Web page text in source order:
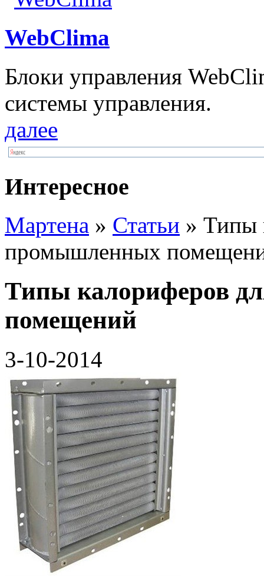
WebClima
Блоки упрaвлeния
системы управления.
далее
Интересное
Мартена » Статьи » Типы
промышленных
Типы калориферов
помещений
3-10-2014